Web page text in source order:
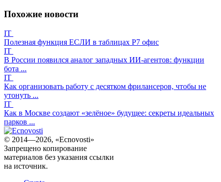
Похожие новости
IT
Полезная функция ЕСЛИ в таблицах Р7 офис
IT
В России появился аналог западных ИИ-агентов: функции
бота ...
IT
Как организовать работу с десятком фрилансеров, чтобы не
утонуть ...
IT
Как в Москве создают «зелёное» будущее: секреты идеальных
парков ...
© 2014—2026, «Ecnovosti»
Запрещено копирование
материалов без указания ссылки
на источник.